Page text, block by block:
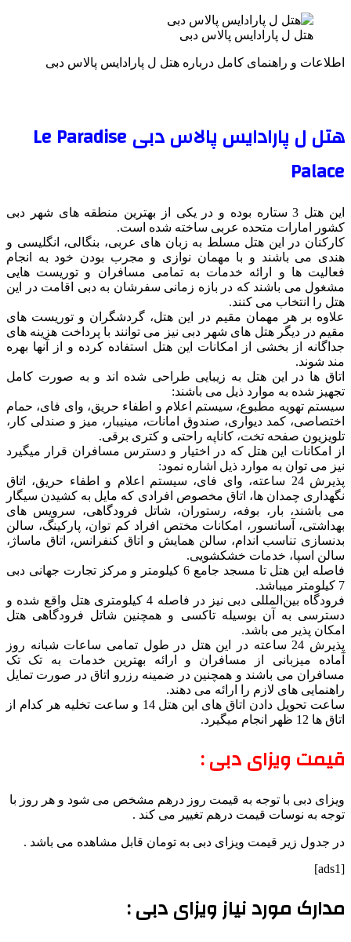
هتل ل پارادایس پالاس دبی
اطلاعات و راهنمای کامل درباره هتل ل پارادایس پالاس دبی
هتل ل پارادایس پالاس دبی Le Paradise
Palace
این هتل 3 ستاره بوده و در یکی از بهترین منطقه های شهر دبی
کشور امارات متحده عربی ساخته شده است.
کارکنان در این هتل مسلط به زبان های عربی، بنگالی، انگلیسی و
هندی می باشند و با مهمان نوازی و مجرب بودن خود به انجام
فعالیت ها و ارائه خدمات به تمامی مسافران و توریست هایی
مشغول می باشند که در بازه زمانی سفرشان به دبی اقامت در این
هتل را انتخاب می کنند.
علاوه بر هر مهمان مقیم در این هتل، گردشگران و توریست های
مقیم در دیگر هتل های شهر دبی نیز می توانند با پرداخت هزینه های
جداگانه از بخشی از امکانات این هتل استفاده کرده و از آنها بهره
مند شوند.
اتاق ها در این هتل به زیبایی طراحی شده اند و به صورت کامل
تجهیز شده به موارد ذیل می باشند:
سیستم تهویه مطبوع، سیستم اعلام و اطفاء حریق، وای فای، حمام
اختصاصی، کمد دیواری، صندوق امانات، مینیبار، میز و صندلی کار،
تلویزیون صفحه تخت، کاناپه راحتی و کتری برقی.
از امکانات این هتل که در اختیار و دسترس مسافران قرار میگیرد
نیز می توان به موارد ذیل اشاره نمود:
پذیرش 24 ساعته، وای فای، سیستم اعلام و اطفاء حریق، اتاق
نگهداری چمدان ها، اتاق مخصوص افرادی که مایل به کشیدن سیگار
می باشند، بار، بوفه، رستوران، شاتل فرودگاهی، سرویس های
بهداشتی، آسانسور، امکانات مختص افراد کم توان، پارکینگ، سالن
بدنسازی تناسب اندام، سالن همایش و اتاق کنفرانس، اتاق ماساژ،
سالن اسپا، خدمات خشکشویی.
فاصله این هتل تا مسجد جامع 6 کیلومتر و مرکز تجارت جهانی دبی
7 کیلومتر میباشد.
فرودگاه بین‌المللی دبی نیز در فاصله 4 کیلومتری هتل واقع شده و
دسترسی به آن بوسیله تاکسی و همچنین شاتل فرودگاهی هتل
امکان پذیر می باشد.
پذیرش 24 ساعته در این هتل در طول تمامی ساعات شبانه روز
آماده میزبانی از مسافران و ارائه بهترین خدمات به تک تک
مسافران می باشند و همچنین در ضمینه رزرو اتاق در صورت تمایل
راهنمایی های لازم را ارائه می دهند.
ساعت تحویل دادن اتاق های این هتل 14 و ساعت تخلیه هر کدام از
اتاق ها 12 ظهر انجام میگیرد.
قیمت ویزای دبی :
ویزای دبی با توجه به قیمت روز درهم مشخص می شود و هر روز با
توجه به نوسات قیمت درهم تغییر می کند .
در جدول زیر قیمت ویزای دبی به تومان قابل مشاهده می باشد .
[ads1]
مدارک مورد نیاز ویزای دبی :